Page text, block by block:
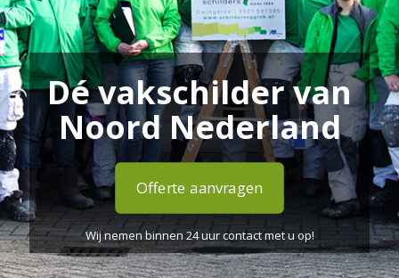
Dé vakschilder van
Noord Nederland
Offerte aanvragen
Wij nemen binnen 24 uur contact met u op!